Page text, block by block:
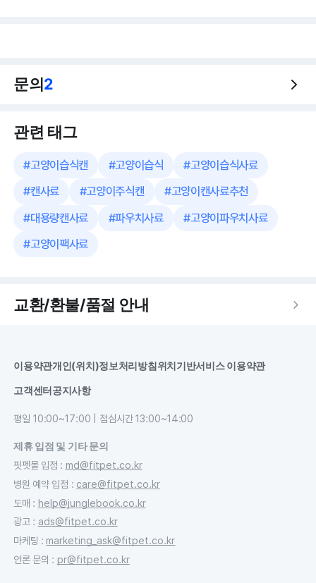
문의2
관련 태그
#고양이습식캔 #고양이습식 #고양이습식사료
#캔사료 #고양이주식캔 #고양이캔사료추천
#대용량캔사료 #파우치사료 #고양이파우치사료
#고양이팩사료
교환/환불/품절 안내
이용약관개인(위치)정보처리방침위치기반서비스 이용약관
고객센터공지사항
평일 10:00~17:00 | 점심시간 13:00~14:00
제휴 입점 및 기타 문의
핏펫몰 입점 : md@fitpet.co.kr
병원 예약 입점 : care@fitpet.co.kr
도매 : help@junglebook.co.kr
광고: ads@fitpet.co.kr
마케팅 : marketing_ask@fitpet.co.kr
언론 문의 : pr@fitpet.co.kr